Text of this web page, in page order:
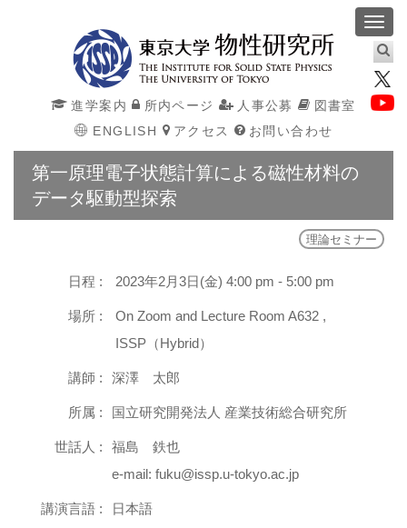
進学案内 所内ページ 人事公募
図書室
ENGLISH
アクセス お問い合わせ
第一原理電子状態計算による磁性材料の
データ駆動型探索
理論セミナー
日程 : 2023年2月3日(金) 4:00 pm - 5:00 pm
場所 :
On Zoom and Lecture Room A632 ,
ISSP（Hybrid）
講師 : 深澤 太郎
所属 : 国立研究開発法人 産業技術総合研究所
世話人 :
福島 鉄也
e-mail: fuku@issp.u-tokyo.ac.jp
講演言語 : 日本語